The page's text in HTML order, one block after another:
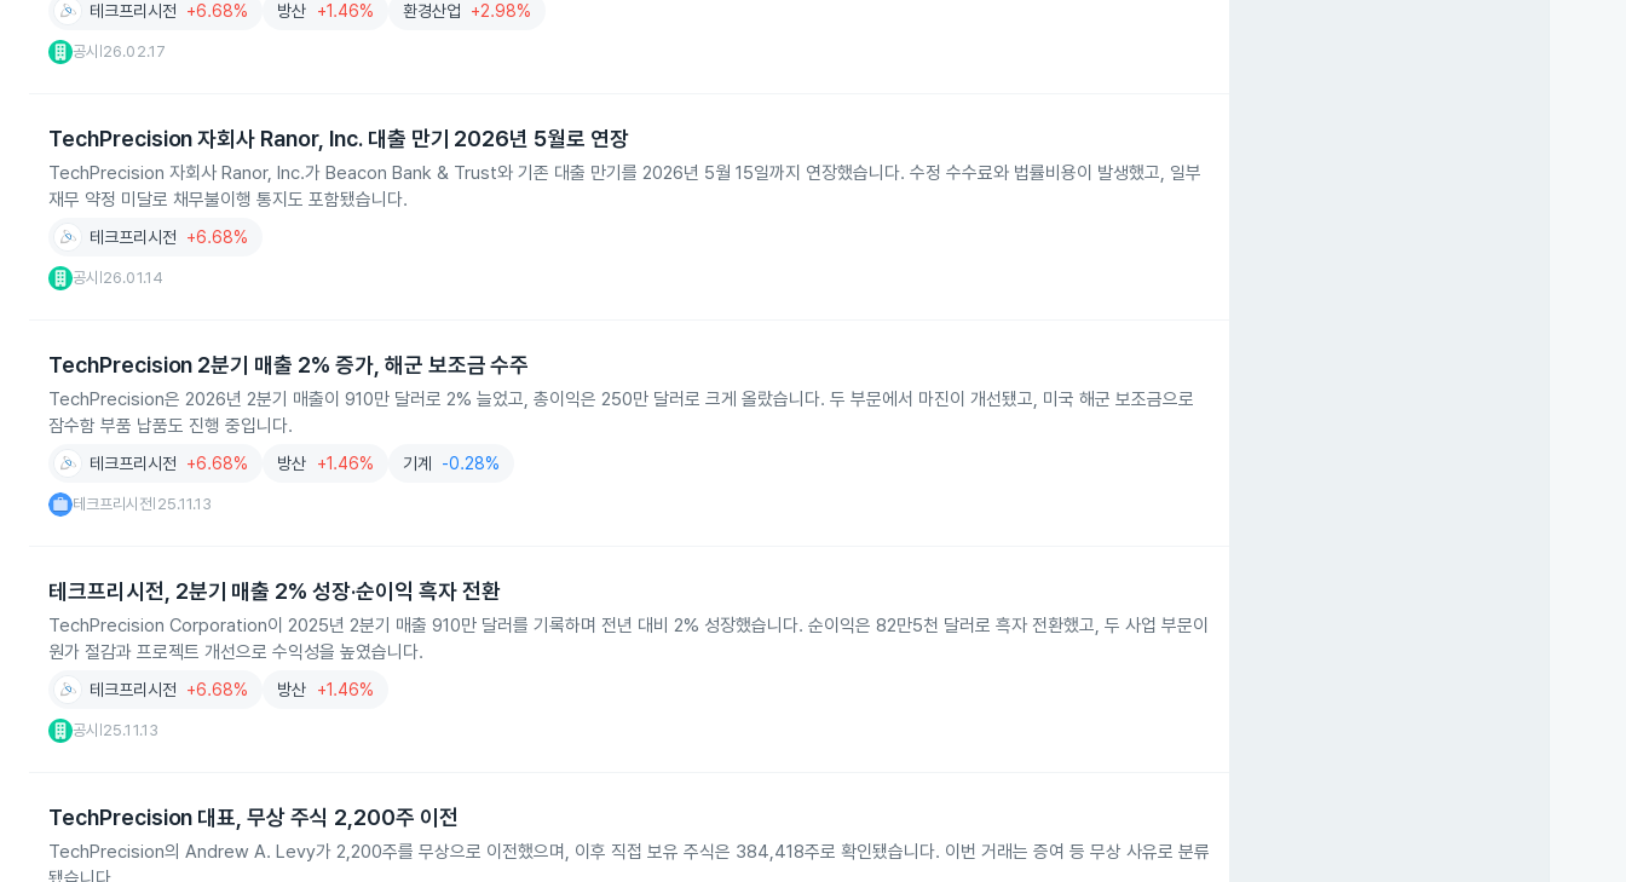
테크프리시전 +6.68% 방산 +1.46% 환경산업 +2.98%
공시 26.02.17
TechPrecision 자회사 Ranor, Inc. 대출 만기 2026년 5월로 연장
TechPrecision 자회사 Ranor, Inc.가 Beacon Bank & Trust와 기존 대출 만기를 2026년 5월 15일까지 연장했습니다. 수정 수수료와 법률비용이 발생했고, 일부
재무 약정 미달로 채무불이행 통지도 포함됐습니다.
테크프리시전 +6.68%
공시 26.01.14
TechPrecision 2분기 매출 2% 증가, 해군 보조금 수주
TechPrecision은 2026년 2분기 매출이 910만 달러로 2% 늘었고, 총이익은 250만 달러로 크게 올랐습니다. 두 부문에서 마진이 개선됐고, 미국 해군 보조금으로
잠수함 부품 납품도 진행 중입니다.
테크프리시전 +6.68% 방산 +1.46% 기계 -0.28%
테크프리시전 25.11.13
테크프리시전, 2분기 매출 2% 성장·순이익 흑자 전환
TechPrecision Corporation이 2025년 2분기 매출 910만 달러를 기록하며 전년 대비 2% 성장했습니다. 순이익은 82만5천 달러로 흑자 전환했고, 두 사업 부문이
원가 절감과 프로젝트 개선으로 수익성을 높였습니다.
테크프리시전 +6.68% 방산 +1.46%
공시 25.11.13
TechPrecision 대표, 무상 주식 2,200주 이전
TechPrecision의 Andrew A. Levy가 2,200주를 무상으로 이전했으며, 이후 직접 보유 주식은 384,418주로 확인됐습니다. 이번 거래는 증여 등 무상 사유로 분류